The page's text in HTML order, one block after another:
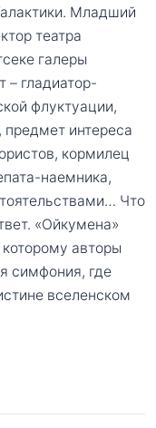
Младший
театра
галеры
– гладиатор-
флуктуации,
предмет интереса
кормилец
наемника,
Что
«Ойкумена»
авторы
симфония, где
вселенском